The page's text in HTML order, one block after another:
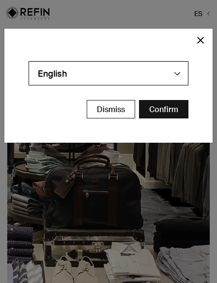
ES
various locations - GB
English
Dismiss Confirm